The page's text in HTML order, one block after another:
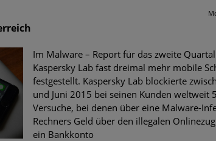
Trend: Führungskräfte im Visier. Was hilft
Phishing-Kampagnen mit großen
Unternehmensprofile auf LinkedIn:
Cyber Experience Center in Augsburg
Im Malware – Report für das zweite
Kaspersky Lab fast dreimal mehr mobile
festgestellt. Kaspersky Lab blockierte
und Juni 2015 bei seinen Kunden weltweit
Versuche, bei denen über eine Malware-
Rechners Geld über den illegalen
ein Bankkonto